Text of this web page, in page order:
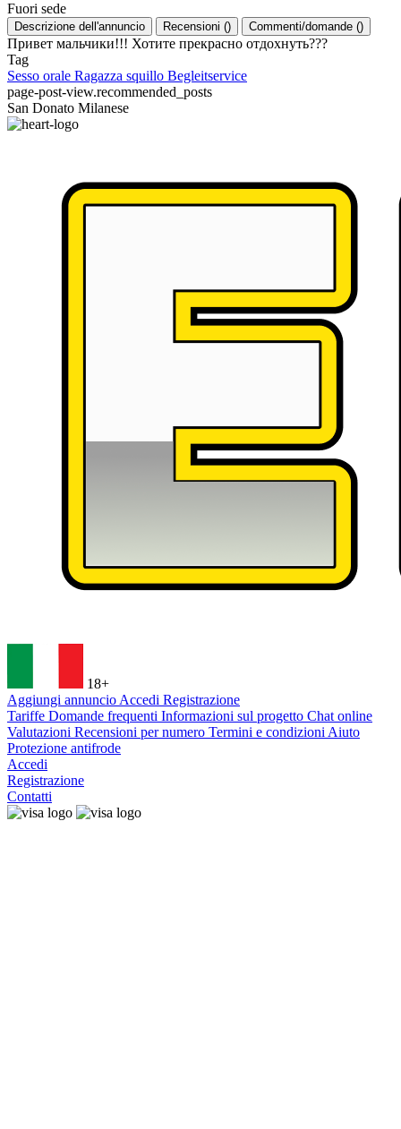
Fuori sede
Descrizione dell'annuncio Recensioni () Commenti/domande ()
Привет мальчики!!! Хотите прекрасно отдохнуть???
Tag
Sesso orale Ragazza squillo Begleitservice
page-post-view.recommended_posts
San Donato Milanese
18+
Aggiungi annuncio Accedi Registrazione
Tariffe Domande frequenti Informazioni sul progetto Chat online
Valutazioni Recensioni per numero Termini e condizioni Aiuto
Protezione antifrode
Accedi
Registrazione
Contatti